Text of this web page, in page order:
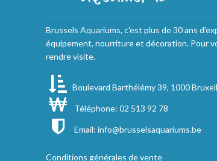
Brussels Aquariums, c'est plus de 30 ans
équipement, nourriture et décoration. Pour
rendre visite.
Boulevard Barthélémy 39, 1000
Téléphone: 02 513 92 78
Email: info@brusselsaquariums.be
Conditions générales de vente